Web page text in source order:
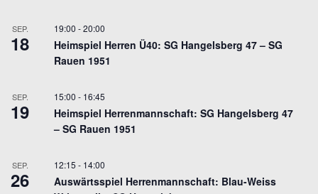
SEP.
18
19:00 -20:00
Heimspiel Herren Ü40: SG Hangelsberg 47 – SG
Rauen 1951
SEP.
19
15:00 - 16:45
Heimspiel Herrenmannschaft: SG Hangelsberg 47
– SG Rauen 1951
SEP.
26
12:15 - 14:00
Auswärtsspiel Herrenmannschaft: Blau-Weiss